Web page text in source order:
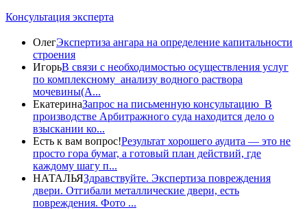
Консультация эксперта
ОлегЭкспертиза ангара на определение капитальности
строения
ИгорьВ связи с необходимостью осуществления услуг
по комплексному анализу водного раствора
мочевины(A...
ЕкатеринаЗапрос на письменную консультацию В
производстве Арбитражного суда находится дело о
взыскании ко...
Есть к вам вопрос!Результат хорошего аудита — это не
просто гора бумаг, а готовый план действий, где
каждому шагу п...
НАТАЛЬЯЗдравствуйте. Экспертиза повреждения
двери. Отгибали металлические двери, есть
повреждения. Фото ...